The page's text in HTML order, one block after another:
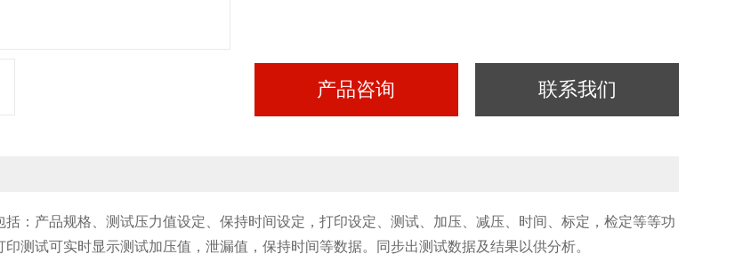
产品咨询 联系我们
产品规格、测试压力值设定、保持时间设定，打印设定、测试、加压、减压、时间、标定，检定等等功
测试可实时显示测试加压值，泄漏值，保持时间等数据。同步出测试数据及结果以供分析。